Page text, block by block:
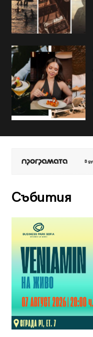
Събития